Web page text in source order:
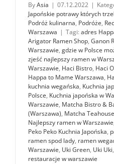
ByAsia | 07.12.2022 |
Japońskie potrawy których
Podróż kulinarna, Podróże,
Warszawa | Tagi: adres
Arigator Ramen Shop, Ganon
Warszawie, gdzie w Polsce
zjeść najlepszy ramen w
Warszawie, Haci Bistro, Haci
Happa to Mame Warszawa,
kuchnia wegańska, Kuchnia
Polsce, Kuchnia japońska w
Warszawie, Matcha Bistro &
(Warszawa), Matcha Teahouse
Najlepszy ramen w Warszawie,
Peko Peko Kuchnia Japońska,
ramen spod lady, ramen
Warszawie, Uki Green, Uki Uki,
restauracje w warszawie